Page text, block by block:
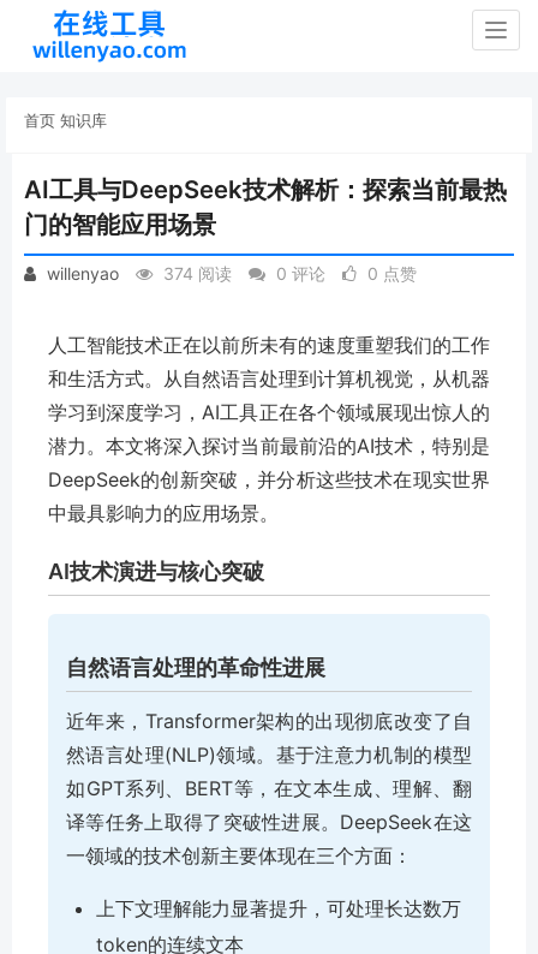
首页 知识库
AI工具与DeepSeek技术解析：探索当前最热
门的智能应用场景
willenyao 374 阅读 0 评论 0 点赞
人工智能技术正在以前所未有的速度重塑我们的工作
和生活方式。从自然语言处理到计算机视觉，从机器
学习到深度学习，AI工具正在各个领域展现出惊人的
潜力。本文将深入探讨当前最前沿的AI技术，特别是
DeepSeek的创新突破，并分析这些技术在现实世界
中最具影响力的应用场景。
AI技术演进与核心突破
自然语言处理的革命性进展
近年来，Transformer架构的出现彻底改变了自
然语言处理(NLP)领域。基于注意力机制的模型
如GPT系列、BERT等，在文本生成、理解、翻
译等任务上取得了突破性进展。DeepSeek在这
一领域的技术创新主要体现在三个方面：
上下文理解能力显著提升，可处理长达数万
token的连续文本